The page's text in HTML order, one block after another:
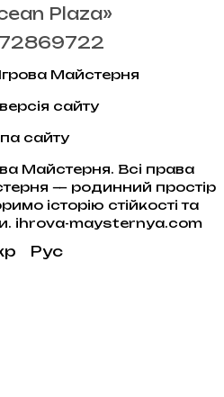
Plaza»
Майстерня
сайту
сайту
Майстерня. Всі права
— родинний простір
історію стійкості та
ihrova-maysternya.com
Рус